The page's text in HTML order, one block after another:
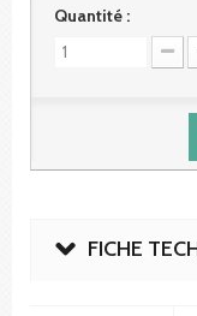
Quantité :
FICHE